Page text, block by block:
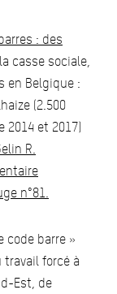
: des
casse sociale,
en Belgique :
(2.500
2014 et 2017)
R.
n°81.
code barre »
travail forcé à
Est, de